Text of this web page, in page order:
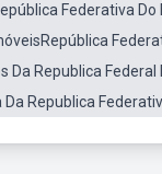
Federativa Do
Republica Federal
Republica